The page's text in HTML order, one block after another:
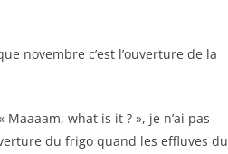
novembre c’est l’ouverture de la
what is it ? », je n’ai pas
du frigo quand les effluves du